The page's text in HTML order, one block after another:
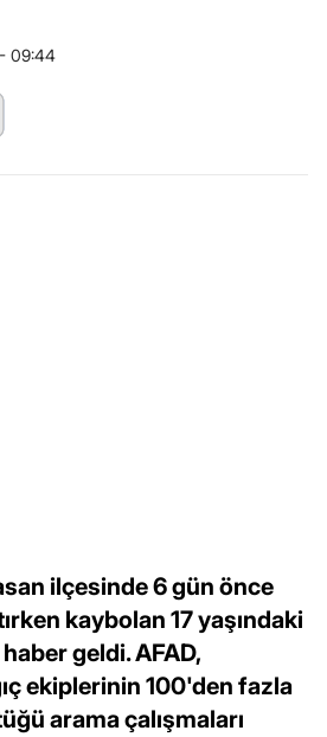
09:44
ilçesinde 6 gün önce
kaybolan 17 yaşındaki
geldi. AFAD,
ekiplerinin 100'den fazla
arama çalışmaları